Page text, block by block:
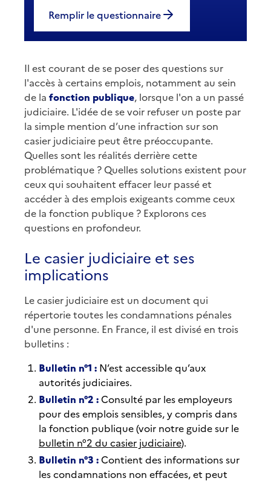
Remplir le questionnaire
Il est courant de se poser des questions sur
l'accès à certains emplois, notamment au sein
de la fonction publique, lorsque l'on a un passé
judiciaire. L'idée de se voir refuser un poste par
la simple mention d’une infraction sur son
casier judiciaire peut être préoccupante.
Quelles sont les réalités derrière cette
problématique ? Quelles solutions existent pour
ceux qui souhaitent effacer leur passé et
accéder à des emplois exigeants comme ceux
de la fonction publique ? Explorons ces
questions en profondeur.
Le casier judiciaire et ses
implications
Le casier judiciaire est un document qui
répertorie toutes les condamnations pénales
d'une personne. En France, il est divisé en trois
bulletins :
Bulletin n°1 : N’est accessible qu’aux
autorités judiciaires.
Bulletin n°2 :Consulté par les employeurs
pour des emplois sensibles, y compris dans
la fonction publique (voir notre guide sur le
bulletin n°2 du casier judiciaire).
Bulletin n°3 :Contient des informations sur
les condamnations non effacées, et peut